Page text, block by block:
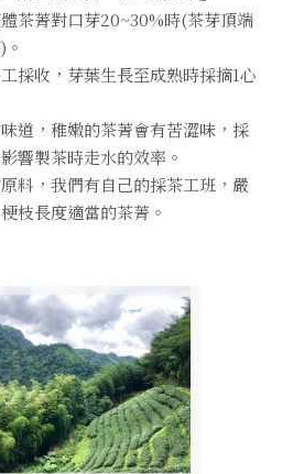
茶菁對口芽20~30%時(茶芽頂端
採收，芽葉生長至成熟時採摘1心
道，稚嫩的茶菁會有苦澀味，採
響製茶時走水的效率。
料，我們有自己的採茶工班，嚴
枝長度適當的茶菁。